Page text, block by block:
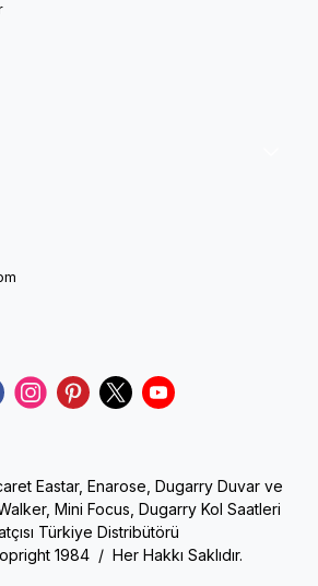
Eastar, Enarose, Dugarry Duvar ve
Mini Focus, Dugarry Kol Saatleri
Türkiye Distribütörü
1984 / Her Hakkı Saklıdır.